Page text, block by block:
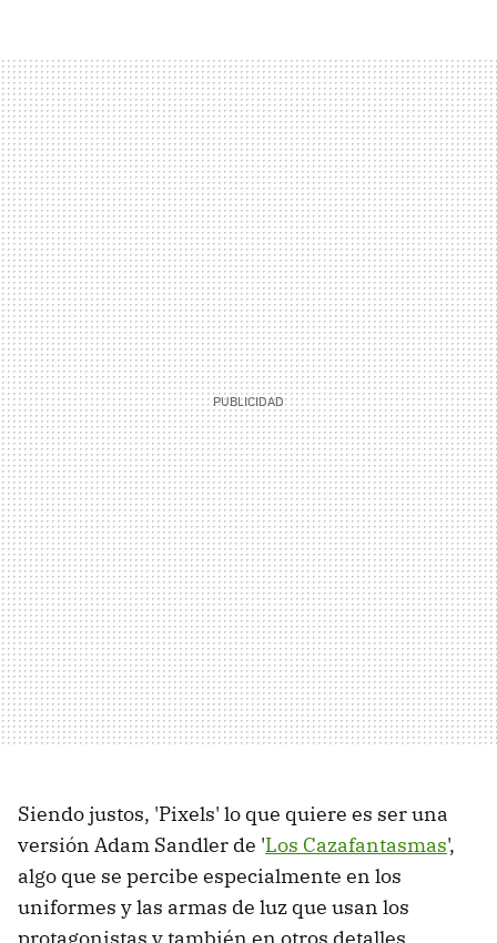
Siendo justos, 'Pixels' lo que quiere es ser una
versión Adam Sandler de 'Los Cazafantasmas',
algo que se percibe especialmente en los
uniformes y las armas de luz que usan los